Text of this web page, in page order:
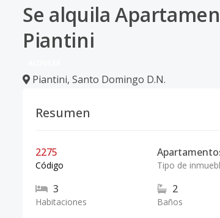
Se alquila
Piantini
Piantini, Santo Domingo D.N.
Resumen
2275
Código Tipo de
3
Habitaciones
2
Baños